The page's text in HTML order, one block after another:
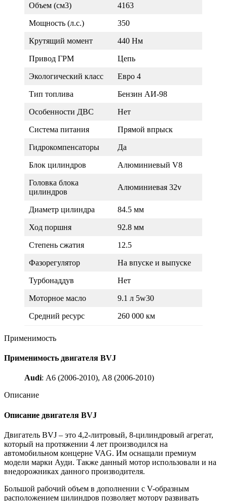
Объем (см3) 4163
Мощность (л.с.) 350
Крутящий момент 440 Нм
Привод ГРМ Цепь
Экологический класс Евро 4
Тип топлива Бензин АИ-98
Особенности ДВС Нет
Система питания Прямой впрыск
Гидрокомпенсаторы Да
Блок цилиндров Алюминиевый V8
Головка блока
цилиндров
Алюминиевая 32v
Диаметр цилиндра 84.5 мм
Ход поршня 92.8 мм
Степень сжатия 12.5
Фазорегулятор На впуске и выпуске
Турбонаддув Нет
Моторное масло 9.1 л 5w30
Средний ресурс 260 000 км
Применимость
Применимость двигателя BVJ
Audi: А6 (2006-2010), А8 (2006-2010)
Описание
Описание двигателя BVJ
Двигатель BVJ – это 4,2-литровый, 8-цилиндровый агрегат,
который на протяжении 4 лет производился на
автомобильном концерне VAG. Им оснащали премиум
модели марки Ауди. Также данный мотор использовали и на
внедорожниках данного производителя.
Большой рабочий объем в дополнении с V-образным
расположением цилиндров позволяет мотору развивать